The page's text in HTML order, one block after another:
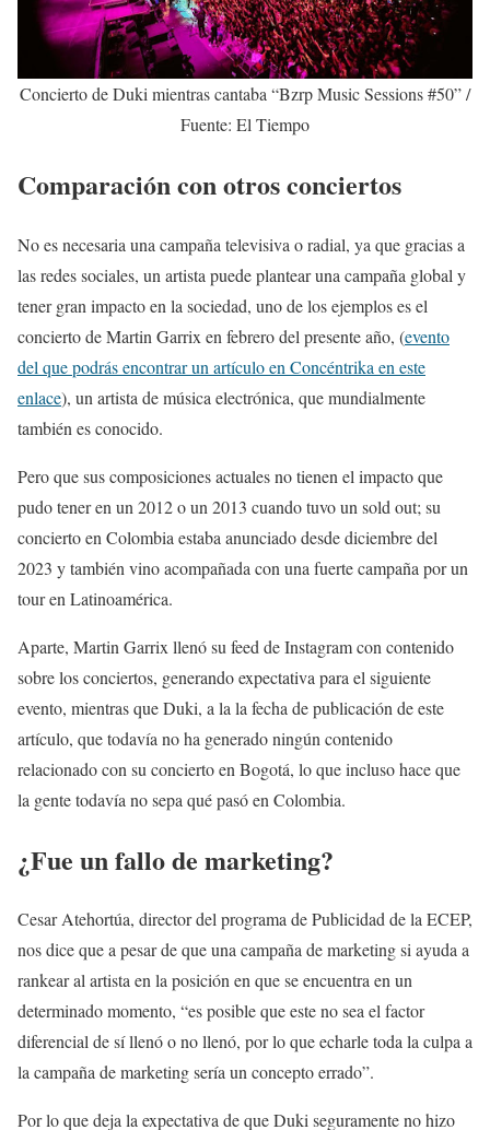
Concierto de Duki mientras cantaba “Bzrp Music Sessions #50” /
Fuente: El Tiempo
Comparación con otros conciertos
No es necesaria una campaña televisiva o radial, ya que gracias a
las redes sociales, un artista puede plantear una campaña global y
tener gran impacto en la sociedad, uno de los ejemplos es el
concierto de Martin Garrix en febrero del presente año, (evento
del que podrás encontrar un artículo en Concéntrika en este
enlace), un artista de música electrónica, que mundialmente
también es conocido.
Pero que sus composiciones actuales no tienen el impacto que
pudo tener en un 2012 o un 2013 cuando tuvo un sold out; su
concierto en Colombia estaba anunciado desde diciembre del
2023 y también vino acompañada con una fuerte campaña por un
tour en Latinoamérica.
Aparte, Martin Garrix llenó su feed de Instagram con contenido
sobre los conciertos, generando expectativa para el siguiente
evento, mientras que Duki, a la la fecha de publicación de este
artículo, que todavía no ha generado ningún contenido
relacionado con su concierto en Bogotá, lo que incluso hace que
la gente todavía no sepa qué pasó en Colombia.
¿Fue un fallo de marketing?
Cesar Atehortúa, director del programa de Publicidad de la ECEP,
nos dice que a pesar de que una campaña de marketing si ayuda a
rankear al artista en la posición en que se encuentra en un
determinado momento, “es posible que este no sea el factor
diferencial de sí llenó o no llenó, por lo que echarle toda la culpa a
la campaña de marketing sería un concepto errado”.
Por lo que deja la expectativa de que Duki seguramente no hizo